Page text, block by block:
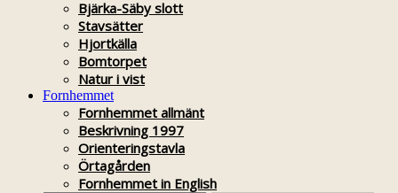
Bjärka-Säby slott
Stavsätter
Hjortkälla
Bomtorpet
Natur i vist
Fornhemmet
Fornhemmet allmänt
Beskrivning 1997
Orienteringstavla
Örtagården
Fornhemmet in English